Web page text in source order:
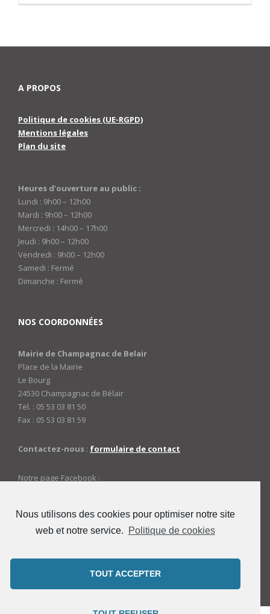
Nous utilisons des cookies pour optimiser notre site
web et notre service.
Politique de cookies
TOUT ACCEPTER
A PROPOS
Politique de cookies (UE-RGPD)
Mentions légales
Plan du site
Heures d’ouverture au public :
Lundi : 9h00 – 12h00
Mardi : 9h00 – 12h00
Mercredi : 14h00 – 17h00
Jeudi : 9h00 – 12h00
Vendredi : 9h00 – 12h00
Samedi : Fermé
Dimanche : Fermé
NOS COORDONNÉES
Mairie de Champagnac de Belair
Place de la Mairie
Le Bourg
24530 Champagnac de Bélair
Tel. : 05 53 03 81 50
Fax : 05 53 03 81 59
Contactez-nous : formulaire de contact
Notre page Facebook :
ACCES ADMINISTRATEURS